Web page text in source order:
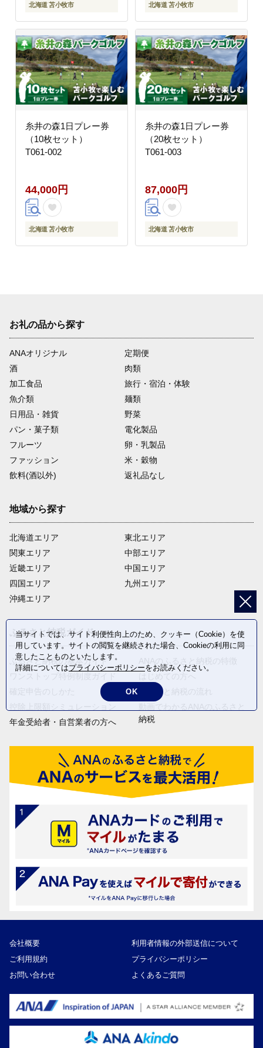
北海道 苫小牧市 北海道 苫小牧市
糸井の森1日プレー券
（10枚セット）
T061-002
44,000円
北海道 苫小牧市
糸井の森1日プレー券
（20枚セット）
T061-003
87,000円
北海道 苫小牧市
お礼の品から探す
ANAオリジナル
定期便
酒
肉類
加工食品
旅行・宿泊・体験
魚介類
麺類
日用品・雑貨
野菜
パン・菓子類
電化製品
フルーツ
卵・乳製品
ファッション
米・穀物
飲料(酒以外)
返礼品なし
地域から探す
北海道エリア
関東エリア
近畿エリア
四国エリア
沖縄エリア
東北エリア
中部エリア
中国エリア
九州エリア
ふるさと納税ガイド
ふるさと納税の基本ガイド
年金受給者・自営業者の方へ
ふるさと納税の流れ
納税
会社概要
利用者情報の外部送信について
ご利用規約
プライバシーポリシー
お問い合わせ
よくあるご質問
当サイトでは、サイト利便性向上のため、クッキー（Cookie）を使
用しています。サイトの閲覧を継続された場合、Cookieの利用に同
意したことものといたします。
詳細についてはプライバシーポリシーをお読みください。
OK